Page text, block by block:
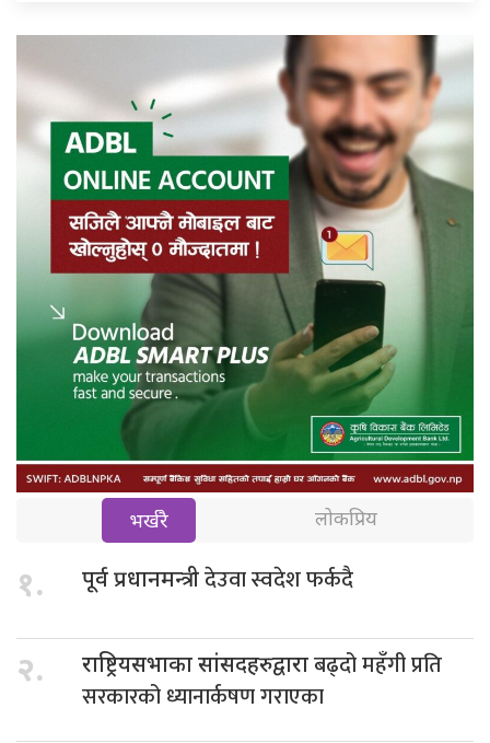
भर्खरै लोकप्रिय
१. पूर्व प्रधानमन्त्रीदेउवा स्वदेश फर्कदै
२. राष्ट्रियसभाका सांसदहरुद्वाराबढ्दो महँगी प्रति
सरकारको ध्यानार्कषण गराएका